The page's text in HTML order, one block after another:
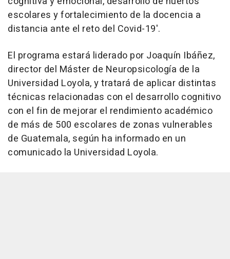
escolares y fortalecimiento de la docencia a
distancia ante el reto del Covid-19'.
El programa estará liderado por Joaquín Ibáñez,
director del Máster de Neuropsicología de la
Universidad Loyola, y tratará de aplicar distintas
técnicas relacionadas con el desarrollo cognitivo
con el fin de mejorar el rendimiento académico
de más de 500 escolares de zonas vulnerables
de Guatemala, según ha informado en un
comunicado la Universidad Loyola.